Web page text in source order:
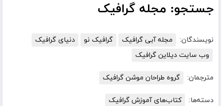
جستجو: مجله گرافیک
نویسندگان: مجله آبی گرافیک گرافیک نو
دنیای گرافیک
وب سایت دیلاین گرافیک
مترجمان: گروه طراحان موشن گرافیک
دسته‌ها: کتاب‌های آموزش گرافیک